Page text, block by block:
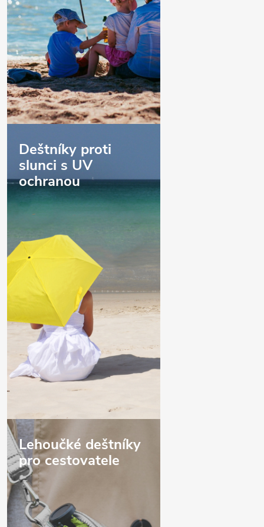
Deštníky proti
slunci s UV
ochranou
Lehoučké deštníky
pro cestovatele